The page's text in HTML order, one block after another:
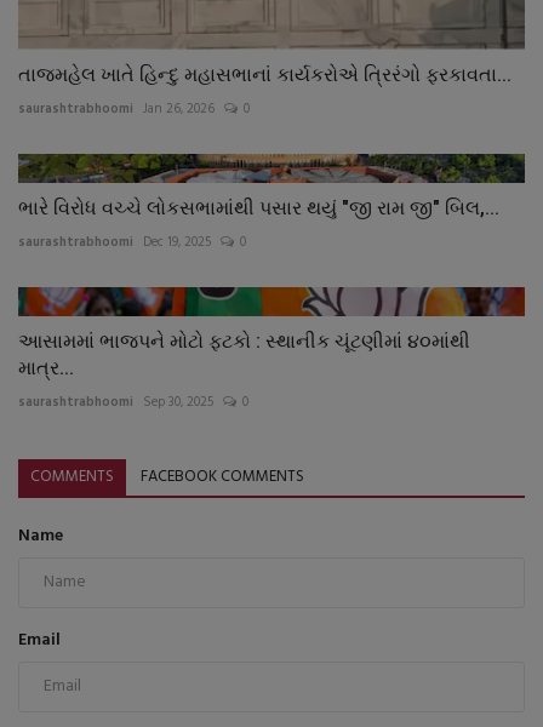
તાજમહેલ ખાતે હિન્દુ મહાસભાનાં કાર્યકરોએ ત્રિરંગો ફરકાવતા...
saurashtrabhoomi Jan 26, 2026 0
ભારે વિરોધ વચ્ચે લોકસભામાંથી પસાર થયું "જી રામ જી" બિલ,...
saurashtrabhoomi Dec 19, 2025 0
આસામમાં ભાજપને મોટો ફટકો : સ્થાનીક ચૂંટણીમાં ૪૦માંથી
માત્ર...
saurashtrabhoomi Sep 30, 2025 0
COMMENTS FACEBOOK COMMENTS
Name
Email